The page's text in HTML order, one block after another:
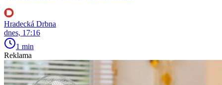
Hradecká Drbna
dnes, 17:16
1 min
Reklama